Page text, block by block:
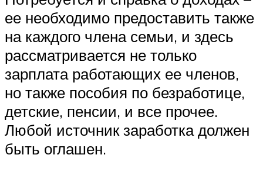
ее необходимо предоставить также
на каждого члена семьи, и здесь
рассматривается не только
зарплата работающих ее членов,
но также пособия по безработице,
детские, пенсии, и все прочее.
Любой источник заработка должен
быть оглашен.